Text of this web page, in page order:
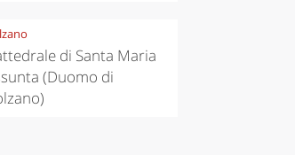
di Santa Maria
(Duomo di